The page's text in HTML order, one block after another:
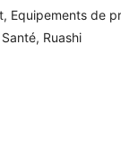
Equipements de
Ruashi